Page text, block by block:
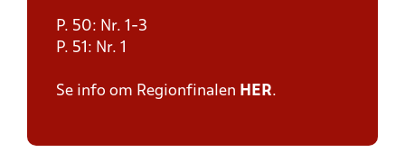
P. 50: Nr. 1-3
P. 51: Nr. 1
Se info om Regionfinalen HER.